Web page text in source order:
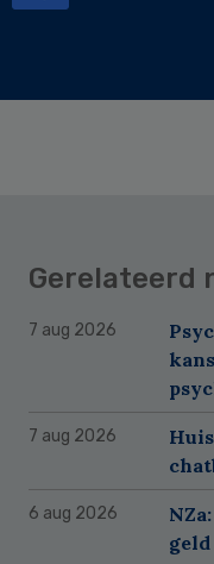
Gerelateerd
7 aug 2026
7 aug 2026
6 aug 2026